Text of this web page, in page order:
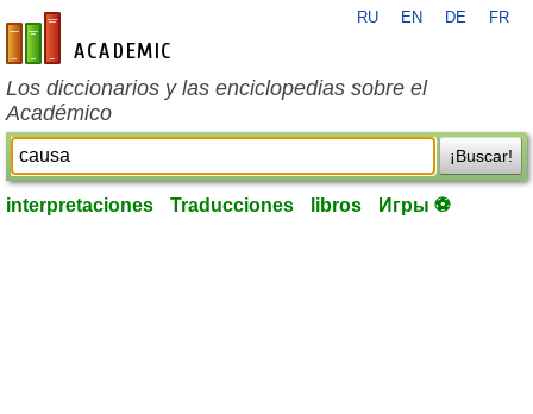
es-academic.com
RU EN DE FR
Los diccionarios y las enciclopedias sobre el
Académico
¡Buscar!
interpretaciones Traducciones libros Игры ⚽